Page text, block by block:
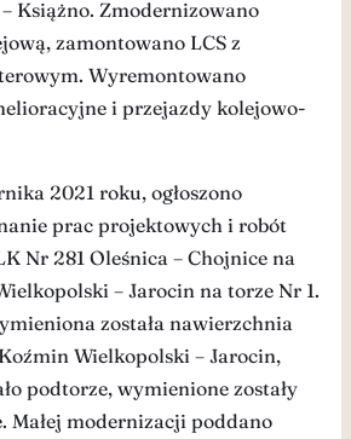
Książno. Zmodernizowano
zamontowano LCS z
Wyremontowano
i przejazdy kolejowo-
2021 roku, ogłoszono
prac projektowych i robót
Nr 281 Oleśnica – Chojnice na
– Jarocin na torze Nr 1.
została nawierzchnia
Wielkopolski – Jarocin,
podtorze, wymienione zostały
Małej modernizacji poddano